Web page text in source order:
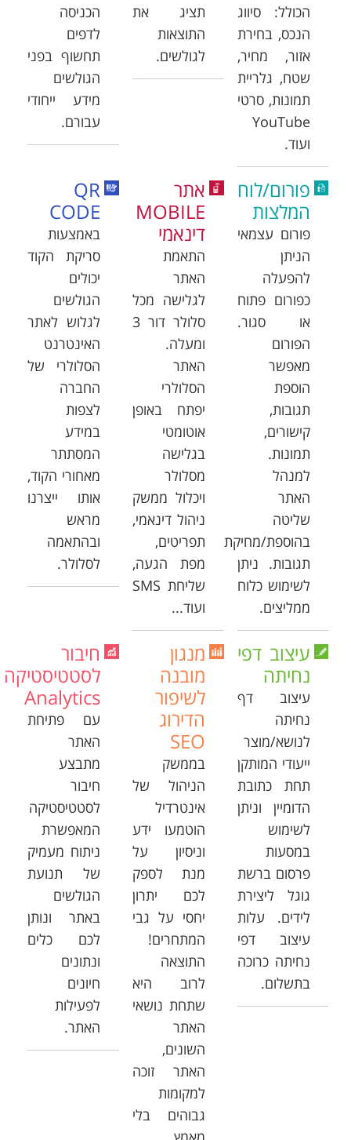
הכולל: סיווג
הנכס, בחירת
אזור, מחיר,
שטח, גלריית
תמונות, סרטי
YouTube
ועוד.
תציג את
התוצאות
לגולשים.
הכניסה
לדפים
תחשוף בפני
הגולשים
מידע ייחודי
עבורם.
פורום/לוח
המלצות
פורום עצמאי
הניתן
להפעלה
כפורום פתוח
או סגור.
הפורום
מאפשר
הוספת
תגובות,
קישורים,
תמונות.
למנהל
האתר
שליטה
בהוספת/מחיקת
תגובות. ניתן
לשימוש כלוח
ממליצים.
אתר
MOBILE
דינאמי
התאמת
האתר
לגלישה מכל
סלולר דור 3
ומעלה.
האתר
הסלולרי
יפתח באופן
אוטומטי
בגלישה
מסלולר
ויכלול ממשק
ניהול דינאמי,
תפריטים,
מפת הגעה,
שליחת SMS
ועוד...
QR
CODE
באמצעות
סריקת הקוד
יכולים
הגולשים
לגלוש לאתר
האינטרנט
הסלולרי של
החברה
לצפות
במידע
המסתתר
מאחורי הקוד,
אותו ייצרנו
מראש
ובהתאמה
לסלולר.
עיצוב דפי
נחיתה
עיצוב דף
נחיתה
לנושא/מוצר
ייעודי המותקן
תחת כתובת
הדומיין וניתן
לשימוש
במסעות
פרסום ברשת
גוגל ליצירת
לידים. עלות
עיצוב דפי
נחיתה כרוכה
בתשלום.
מנגון
מובנה
לשיפור
הדירוג
SEO
בממשק
הניהול של
אינטרדיל
הוטמעו ידע
וניסיון על
מנת לספק
לכם יתרון
יחסי על גבי
המתחרים!
התוצאה
לרוב היא
שתחת נושאי
האתר
השונים,
האתר זוכה
למקומות
גבוהים בלי
חיבור
לסטטיסטיקה
Analytics
עם פתיחת
האתר
מתבצע
חיבור
לסטטיסטיקה
המאפשרת
ניתוח מעמיק
של תנועת
הגולשים
באתר ונותן
לכם כלים
ונתונים
חיונים
לפעילות
האתר.